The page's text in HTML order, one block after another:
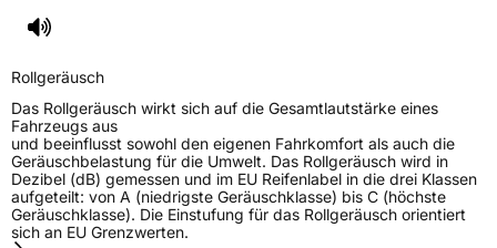
Fahrzeugklasse
3PMSF / Schneeflockensymbol / Alpine-SymbolNein
EisgripNein
EPREL ID 2164641
Rollgeräusch
Das Rollgeräusch wirkt sich auf die Gesamtlautstärke eines
Fahrzeugs aus
und beeinflusst sowohl den eigenen Fahrkomfort als auch die
Geräuschbelastung für die Umwelt. Das Rollgeräusch wird in
Dezibel (dB) gemessen und im EU Reifenlabel in die drei Klassen
aufgeteilt: von A (niedrigste Geräuschklasse) bis C (höchste
Geräuschklasse). Die Einstufung für das Rollgeräusch orientiert
sich an EU Grenzwerten.